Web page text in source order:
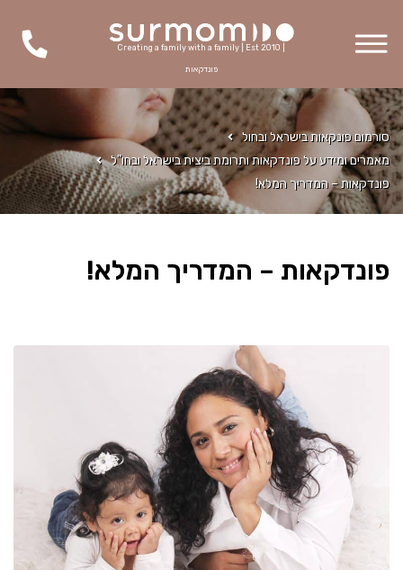
Creating a family with a family | Est 2010 |
פונדקאות
סורמום פונקאות בישראל ובחול
מאמרים ומידע על פונדקאות ותרומת ביצית בישראל ובחו"ל
פונדקאות – המדריך המלא!
פונדקאות – המדריך המלא!